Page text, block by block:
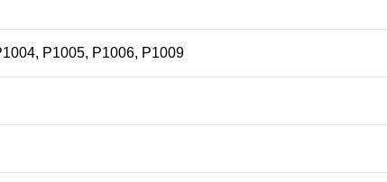
P1005, P1006, P1009